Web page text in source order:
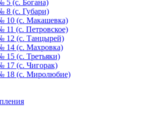
5 (с. Богана)
8 (с. Губари)
10 (с. Макашевка)
11 (с. Петровское)
12 (с. Танцырей)
14 (с. Махровка)
15 (с. Третьяки)
17 (с. Чигорак)
18 (с. Миролюбие)